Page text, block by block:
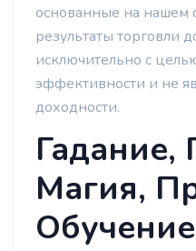
основанные на нашем
результаты торговли
исключительно с
эффективности и не
доходности.
Гадание,
Магия,
Обучение